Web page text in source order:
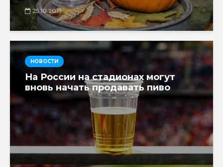
25.10.2019
НОВОСТИ
На России на стадионах могут
вновь начать продавать пиво